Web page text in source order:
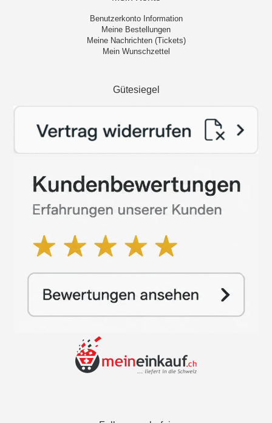
Benutzerkonto Information
Meine Bestellungen
Meine Nachrichten (Tickets)
Mein Wunschzettel
Gütesiegel